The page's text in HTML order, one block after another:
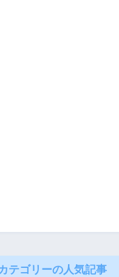
テゴリーの人気記事